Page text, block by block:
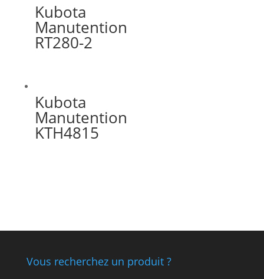
Kubota
Manutention
RT280-2
Kubota
Manutention
KTH4815
Vous recherchez un produit ?